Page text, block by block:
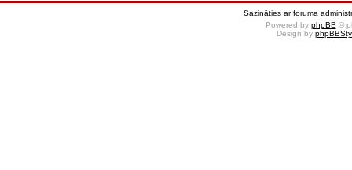
Sazināties ar foruma
Powered by phpBB ©
Design by